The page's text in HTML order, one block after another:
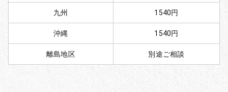
九州 1540円
沖縄 1540円
離島地区 別途ご相談